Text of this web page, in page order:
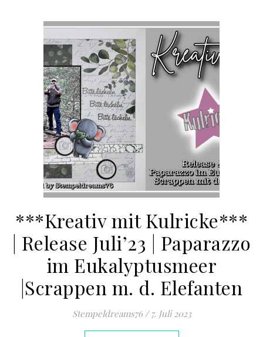
***Kreativ mit Kulricke***
| Release Juli’23 | Paparazzo
im Eukalyptusmeer
|Scrappen m. d. Elefanten
Stempeldreams76 / 7. Juli 2023